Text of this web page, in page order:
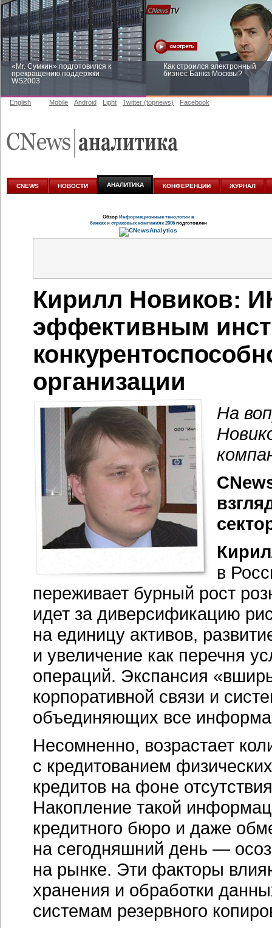
«Mr. Сумкин» подготовился к
прекращению поддержки
WS2003
Как строился электронный
бизнес Банка Москвы?
аналитике
English Mobile Android Light Twitter (topnews) Facebook
CNEWS НОВОСТИ АНАЛИТИКА КОНФЕРЕНЦИИ ЖУРНАЛ
Обзор Информационные тенологии в
банках и страховых компаниях 2006подготовлен
Кирилл Новиков:
эффективным
организации
На
в
переживает бурный рост
идет за диверсификацию
на единицу активов,
и увеличение как перечня
операций. Экспансия
корпоративной связи и
объединяющих все
Несомненно, возрастает
с кредитованием
кредитов на фоне
Накопление такой
кредитного бюро и даже
на сегодняшний день —
на рынке. Эти факторы
хранения и обработки
системам резервного